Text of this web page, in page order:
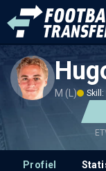
M (L) Skill:
Profiel